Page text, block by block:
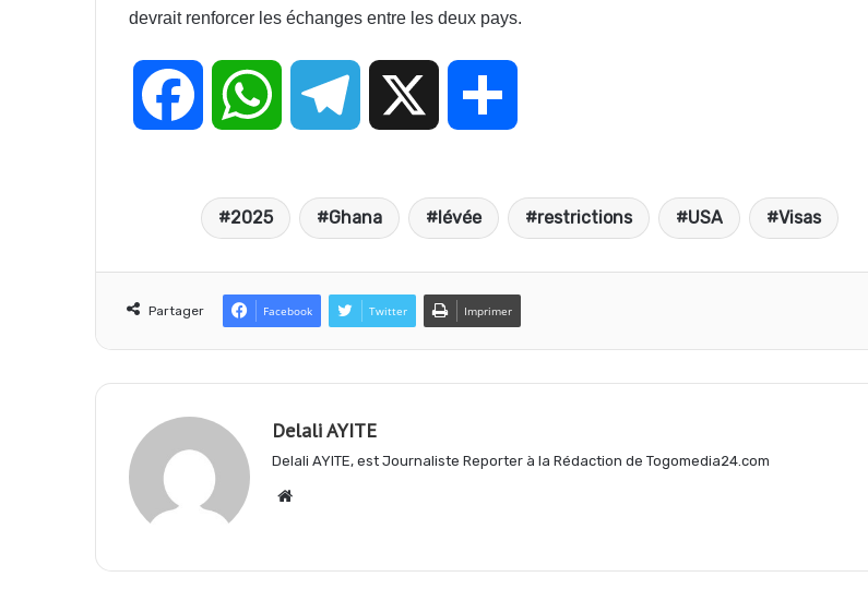
devrait renforcer les échanges entre les deux pays.
c
o
a
t
A
l
e
r
r
t
2025 Ghana lévée restrictions USA Visas
Partager Facebook Twitter Imprimer
Delali AYITE
Delali AYITE, est Journaliste Reporter à la Rédaction de Togomedia24.com
Website